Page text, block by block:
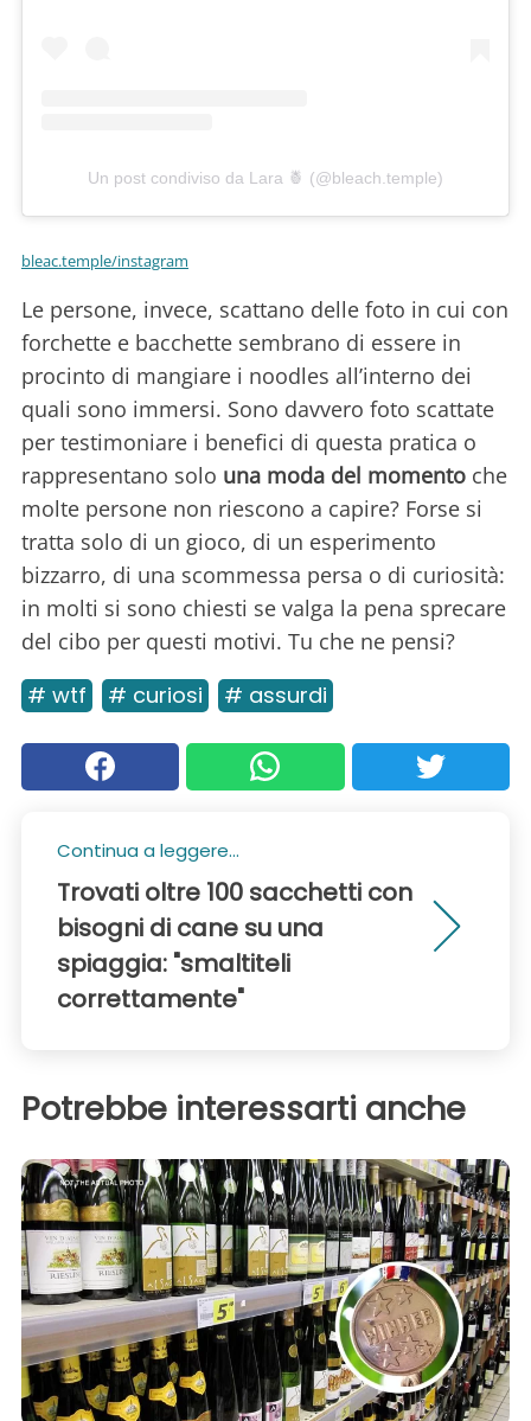
Un post condiviso da Lara 🍍 (@bleach.temple)
bleac.temple/instagram
Le persone, invece, scattano delle foto in cui con
forchette e bacchette sembrano di essere in
procinto di mangiare i noodles all’interno dei
quali sono immersi. Sono davvero foto scattate
per testimoniare i benefici di questa pratica o
rappresentano solo una moda del momento che
molte persone non riescono a capire? Forse si
tratta solo di un gioco, di un esperimento
bizzarro, di una scommessa persa o di curiosità:
in molti si sono chiesti se valga la pena sprecare
del cibo per questi motivi. Tu che ne pensi?
# wtf # curiosi # assurdi
Continua a leggere...
Trovati oltre 100 sacchetti con
bisogni di cane su una
spiaggia: "smaltiteli
correttamente"
Potrebbe interessarti anche